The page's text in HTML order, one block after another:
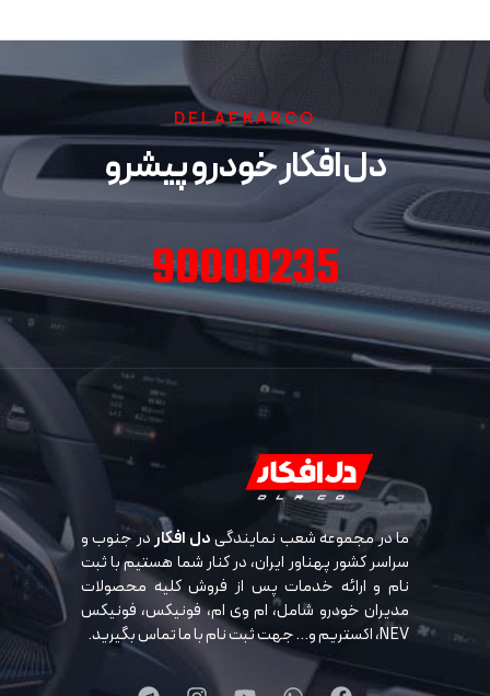
DELAFKARCO
دل افکار خودرو پیشرو
90000235
ما در مجموعه شعب نمایندگیدل افکاردر جنوب و
سراسر کشور پهناور ایران، در کنار شما هستیم با ثبت
نام و ارائه خدمات پس از فروش کلیه محصولات
مدیران خودرو شامل، ام وی ام، فونیکس، فونیکس
NEV، اکستریم و… جهت ثبت نام با ما تماس بگیرید.